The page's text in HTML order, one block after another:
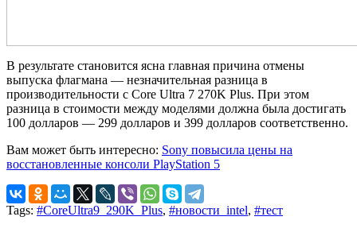
В результате становится ясна главная причина отмены
выпуска флагмана — незначительная разница в
производительности с Core Ultra 7 270K Plus. При этом
разница в стоимости между моделями должна была достигать
100 долларов — 299 долларов и 399 долларов соответственно.
Вам может быть интересно: Sony повысила цены на
восстановленные консоли PlayStation 5
Tags: #CoreUltra9_290K_Plus, #новости_intel, #тест